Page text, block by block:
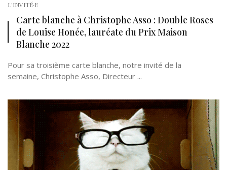
L'INVITÉ·E
Carte blanche à Christophe Asso : Double Roses
de Louise Honée, lauréate du Prix Maison
Blanche 2022
Pour sa troisième carte blanche, notre invité de la
semaine, Christophe Asso, Directeur ...